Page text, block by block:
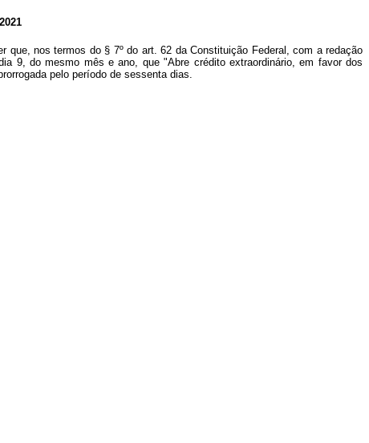
que, nos termos do § 7º do art. 62 da Constituição Federal, com a redação
9, do mesmo mês e ano, que "Abre crédito extraordinário, em favor dos
pelo período de sessenta dias.